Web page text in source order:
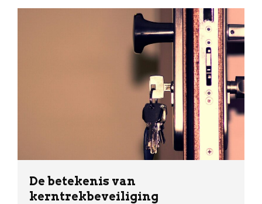
De betekenis van
kerntrekbeveiliging